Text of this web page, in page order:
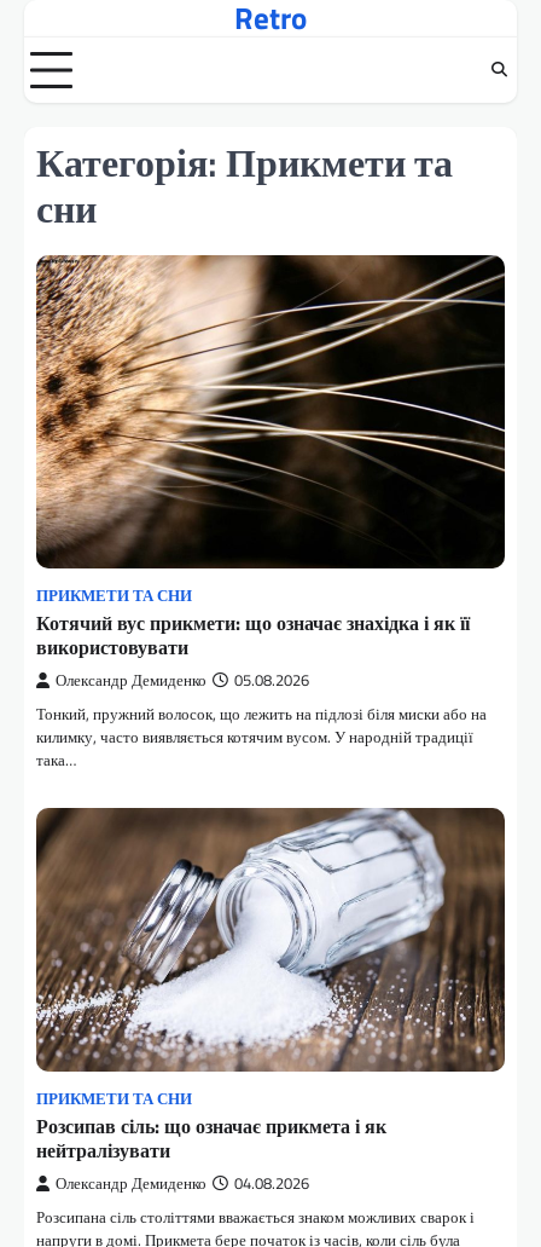
вмісту
Retro
Категорія:Прикмети та
сни
ПРИКМЕТИ ТА СНИ
Котячий вус прикмети: що означає знахідка і як її
використовувати
Олександр Демиденко 05.08.2026
Тонкий, пружний волосок, що лежить на підлозі біля миски або на
килимку, часто виявляється котячим вусом. У народній традиції
така…
ПРИКМЕТИ ТА СНИ
Розсипав сіль: що означає прикмета і як
нейтралізувати
Олександр Демиденко 04.08.2026
Розсипана сіль століттями вважається знаком можливих сварок і
напруги в домі. Прикмета бере початок із часів, коли сіль була